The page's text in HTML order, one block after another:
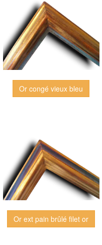
Or congé vieux bleu
Or ext pain brûlé filet or